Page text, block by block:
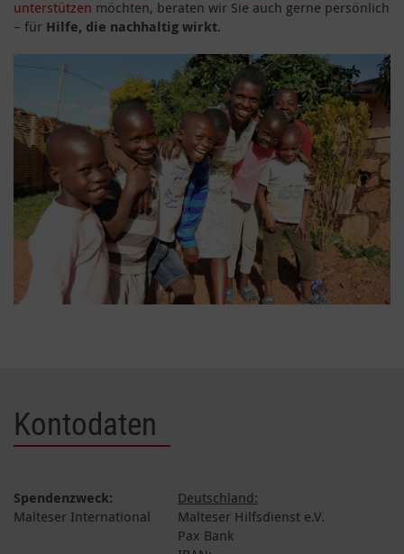
unterstützen möchten, beraten wir Sie auch gerne persönlich
– für Hilfe, die nachhaltig wirkt.
Kontodaten
Spendenzweck:
Malteser International
Deutschland:
Malteser Hilfsdienst e.V.
Pax Bank